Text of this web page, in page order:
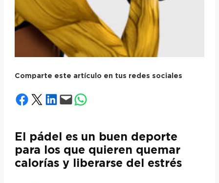
Comparte este artículo en tus redes sociales
Compartir en Facebook
Compartir en X Compartir en LinkedIn
Envía esta página por correo electrónico
Compartir en WhatsApp
El pádel es un buen deporte
para los que quieren quemar
calorías y liberarse del estrés